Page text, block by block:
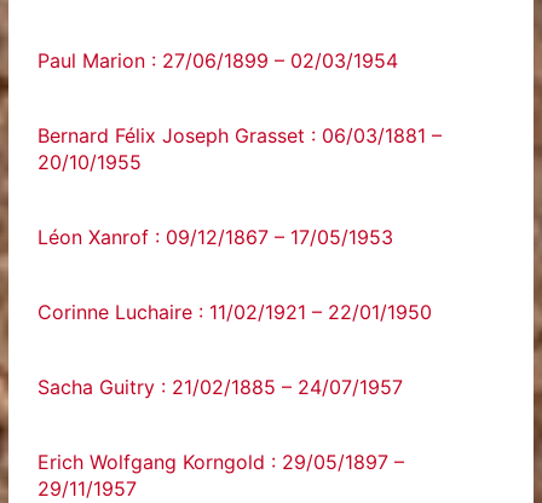
Paul Marion : 27/06/1899 – 02/03/1954
Bernard Félix Joseph Grasset : 06/03/1881 –
20/10/1955
Léon Xanrof : 09/12/1867 – 17/05/1953
Corinne Luchaire : 11/02/1921 – 22/01/1950
Sacha Guitry : 21/02/1885 – 24/07/1957
Erich Wolfgang Korngold : 29/05/1897 –
29/11/1957